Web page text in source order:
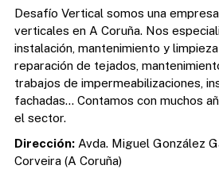
Desafío Vertical somos una
verticales en A Coruña. Nos
instalación, mantenimiento y
reparación de tejados,
trabajos de impermeabilizaciones,
fachadas... Contamos con muchos
el sector.
Dirección: Avda. Miguel González
Corveira (A Coruña)